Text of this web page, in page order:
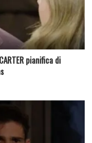
pianifica di